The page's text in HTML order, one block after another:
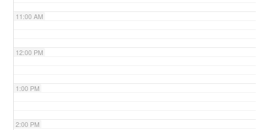
11:00 AM
12:00 PM
1:00 PM
2:00 PM